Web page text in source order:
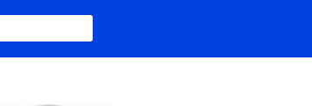
FOR: